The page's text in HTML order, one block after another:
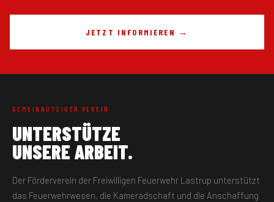
JETZT INFORMIEREN →
GEMEINNÜTZIGER VEREIN
UNTERSTÜTZE
UNSERE ARBEIT.
Der Förderverein der Freiwilligen Feuerwehr Lastrup unterstützt
das Feuerwehrwesen, die Kameradschaft und die Anschaffung